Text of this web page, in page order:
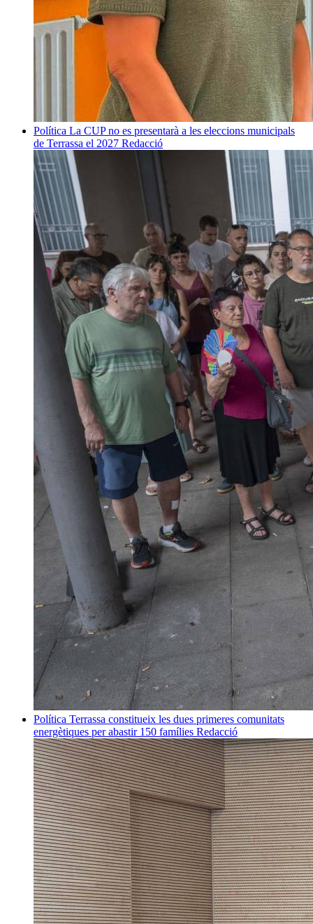
Política La CUP no es presentarà a les eleccions municipals
de Terrassa el 2027 Redacció
Política Terrassa constitueix les dues primeres comunitats
energètiques per abastir 150 famílies Redacció